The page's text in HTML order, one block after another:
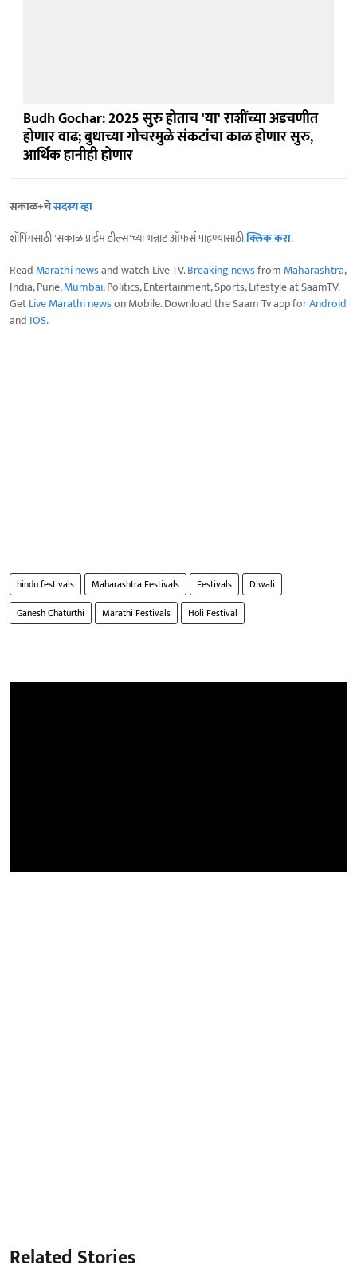
Budh Gochar: 2025 सुरु होताच 'या' राशींच्या अडचणीत
होणार वाढ; बुधाच्या गोचरमुळे संकटांचा काळ होणार सुरु,
आर्थिक हानीही होणार
सकाळ+चेसदस्य व्हा
शॉपिंगसाठी 'सकाळ प्राईम डील्स'च्या भन्नाट ऑफर्स पाहण्यासाठीक्लिक करा.
Read Marathi newsand watch Live TV.Breaking newsfrom Maharashtra,
India, Pune,Mumbai, Politics, Entertainment, Sports, Lifestyle at SaamTV.
GetLive Marathi newson Mobile. Download the Saam Tv app forAndroid
and IOS.
hindu festivals Maharashtra Festivals Festivals
Diwali
Ganesh Chaturthi
Marathi Festivals Holi Festival
Related Stories